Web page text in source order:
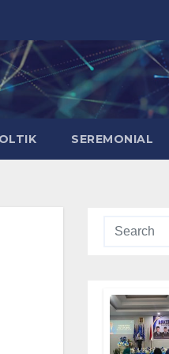
SEREMONIAL